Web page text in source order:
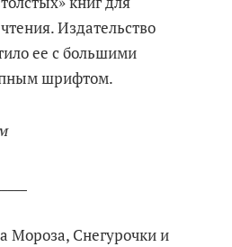
Издательство
ее с большими
шрифтом.
Мороза, Снегурочки и